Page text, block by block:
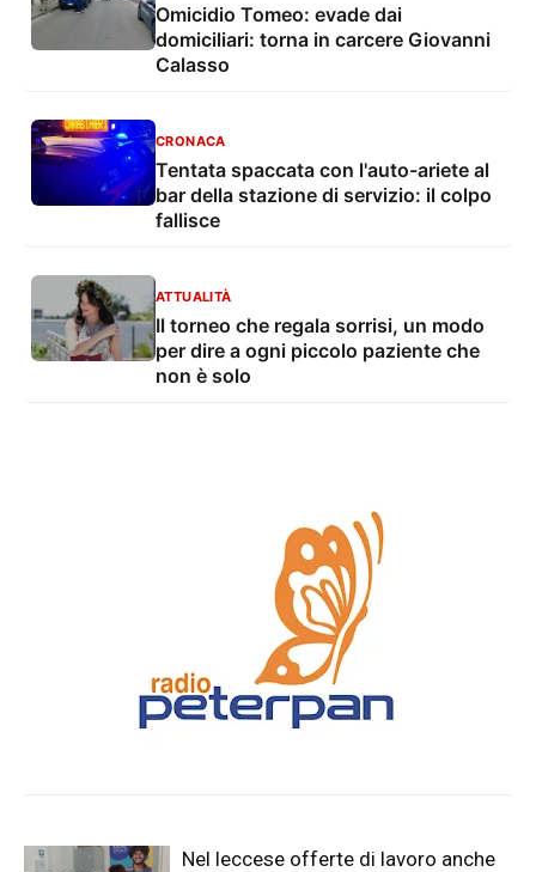
Omicidio Tomeo: evade dai
domiciliari: torna in carcere Giovanni
Calasso
CRONACA
Tentata spaccata con l'auto-ariete al
bar della stazione di servizio: il colpo
fallisce
ATTUALITÀ
Il torneo che regala sorrisi, un modo
per dire a ogni piccolo paziente che
non è solo
Nel leccese offerte di lavoro anche